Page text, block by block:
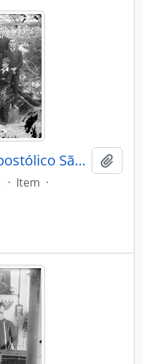
Alunos do Seminário Apostólico São João de Brito
· Item ·